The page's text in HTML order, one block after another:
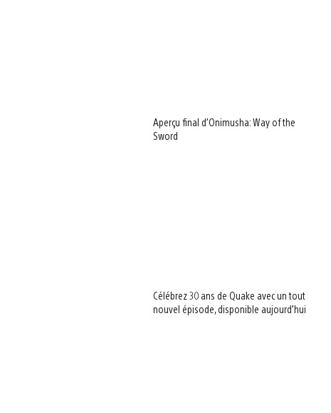
Aperçu final d’Onimusha: Way of the
Sword
Célébrez 30 ans de Quake avec un tout
nouvel épisode, disponible aujourd’hui